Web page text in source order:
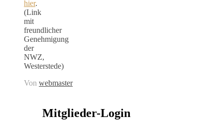
hier.
(Link
mit
freundlicher
Genehmigung
der
NWZ,
Westerstede)
Von webmaster
Mitglieder-Login